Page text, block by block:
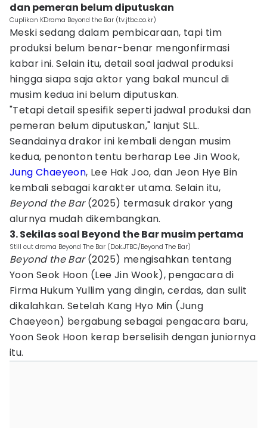
dan pemeran belum diputuskan
Cuplikan KDrama Beyond the Bar (tv.jtbc.co.kr)
Meski sedang dalam pembicaraan, tapi tim
produksi belum benar-benar mengonfirmasi
kabar ini. Selain itu, detail soal jadwal produksi
hingga siapa saja aktor yang bakal muncul di
musim kedua ini belum diputuskan.
"Tetapi detail spesifik seperti jadwal produksi dan
pemeran belum diputuskan," lanjut SLL.
Seandainya drakor ini kembali dengan musim
kedua, penonton tentu berharap Lee Jin Wook,
Jung Chaeyeon, Lee Hak Joo, dan Jeon Hye Bin
kembali sebagai karakter utama. Selain itu,
Beyond the Bar(2025) termasuk drakor yang
alurnya mudah dikembangkan.
3. Sekilas soal Beyond the Bar musim pertama
Still cut drama Beyond The Bar (Dok.JTBC/Beyond The Bar)
Beyond the Bar(2025) mengisahkan tentang
Yoon Seok Hoon (Lee Jin Wook), pengacara di
Firma Hukum Yullim yang dingin, cerdas, dan sulit
dikalahkan. Setelah Kang Hyo Min (Jung
Chaeyeon) bergabung sebagai pengacara baru,
Yoon Seok Hoon kerap berselisih dengan juniornya
itu.